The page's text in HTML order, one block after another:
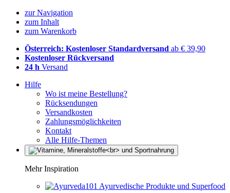
zur Navigation
zum Inhalt
zum Warenkorb
Österreich: Kostenloser Standardversand ab € 39,90
Kostenloser Rückversand
24 h Versand
Hilfe
Wo ist meine Bestellung?
Rücksendungen
Versandkosten
Zahlungsmöglichkeiten
Kontakt
Alle Hilfe-Themen
Mehr Inspiration
Ayurvedische Produkte und Superfood